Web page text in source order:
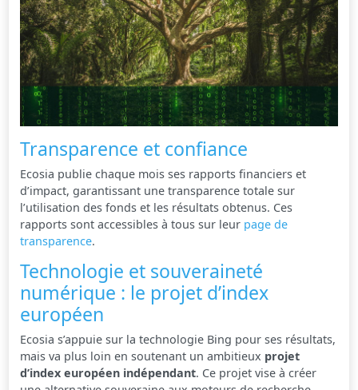
Transparence et confiance
Ecosia publie chaque mois ses rapports financiers et
d’impact, garantissant une transparence totale sur
l’utilisation des fonds et les résultats obtenus. Ces
rapports sont accessibles à tous sur leur page de
transparence.
Technologie et souveraineté
numérique : le projet d’index
européen
Ecosia s’appuie sur la technologie Bing pour ses résultats,
mais va plus loin en soutenant un ambitieux projet
d’index européen indépendant. Ce projet vise à créer